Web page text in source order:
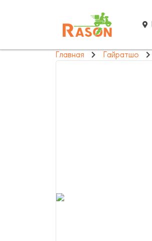
Главная Гайратшо